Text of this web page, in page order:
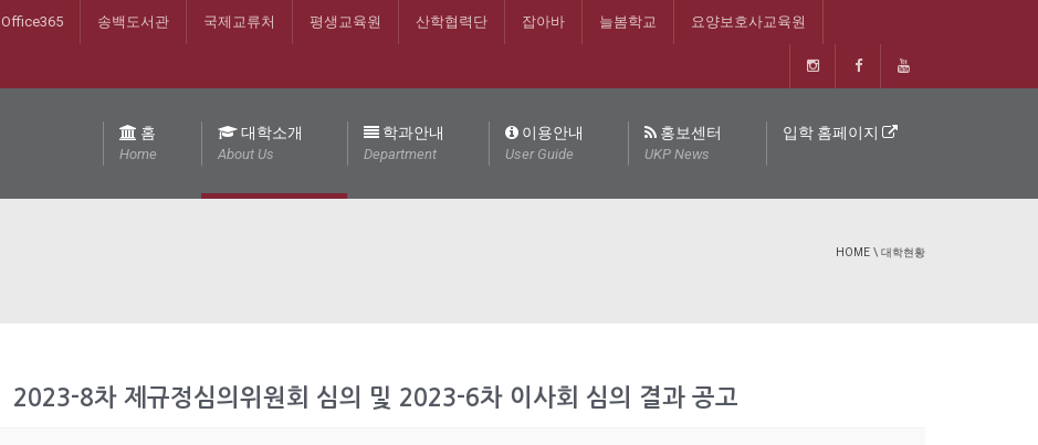
Office365 송백도서관 국제교류처 평생교육원 산학협력단 잡아바 늘봄학교 요양보호사교육원
홈
Home
대학소개
About Us
학과안내
Department
이용안내
User Guide
홍보센터
UKP News
입학 홈페이지
HOME \ 대학현황
2023-8차 제규정심의위원회 심의 및 2023-6차 이사회 심의 결과 공고